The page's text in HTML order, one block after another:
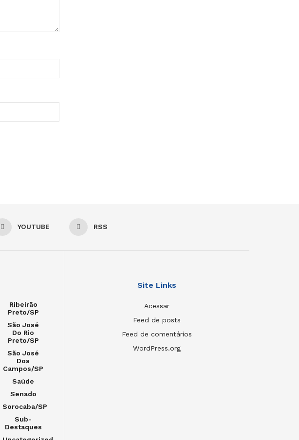
YOUTUBE RSS
Ribeirão
Preto/SP
São José
Do Rio
Preto/SP
São José
Dos
Campos/SP
Saúde
Senado
Sorocaba/SP
Sub-
Destaques
Site Links
Acessar
Feed de posts
Feed de comentários
WordPress.org